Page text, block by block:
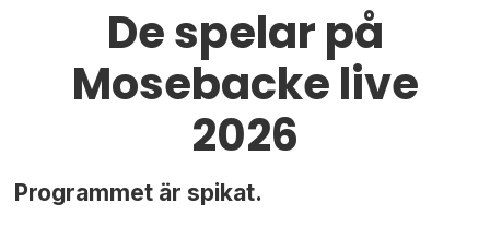
De spelar på
Mosebacke live
2026
Programmet är spikat.